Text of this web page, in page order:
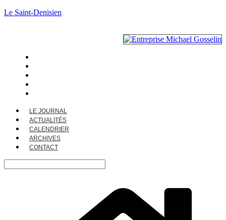
Le Saint-Denisien
LE JOURNAL
ACTUALITÉS
CALENDRIER
ARCHIVES
CONTACT